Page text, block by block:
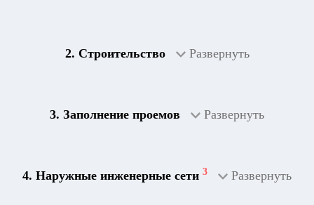
2. Строительство Развернуть
3. Заполнение проемов Развернуть
4. Наружные инженерные сети 3 Развернуть